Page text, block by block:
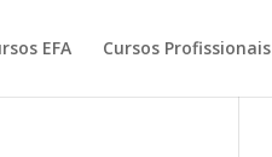
EFA Cursos Profissionais